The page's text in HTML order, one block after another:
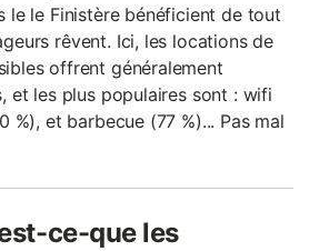
le le Finistère bénéficient de tout
rêvent. Ici, les locations de
offrent généralement
et les plus populaires sont : wifi
%), et barbecue (77 %)... Pas mal
ce-que les